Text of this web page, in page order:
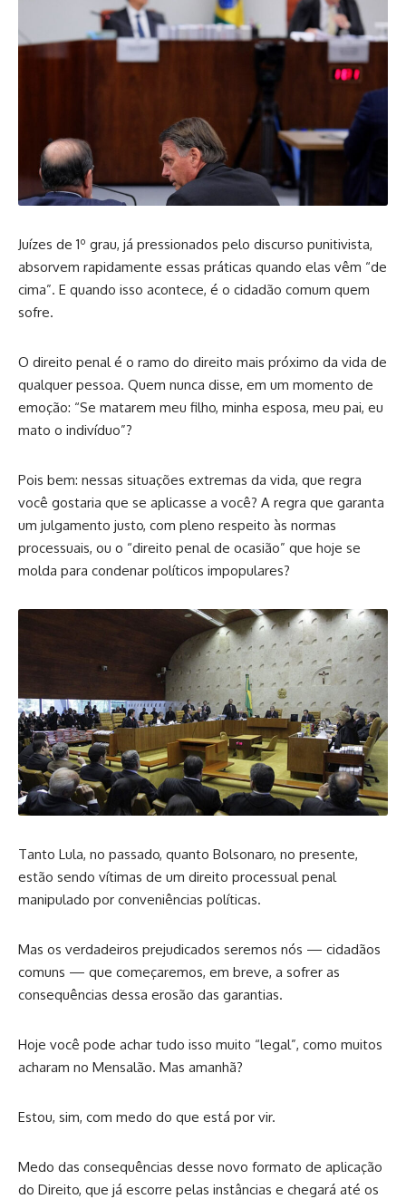
Juízes de 1º grau, já pressionados pelo discurso punitivista,
absorvem rapidamente essas práticas quando elas vêm “de
cima”. E quando isso acontece, é o cidadão comum quem
sofre.
O direito penal é o ramo do direito mais próximo da vida de
qualquer pessoa. Quem nunca disse, em um momento de
emoção: “Se matarem meu filho, minha esposa, meu pai, eu
mato o indivíduo”?
Pois bem: nessas situações extremas da vida, que regra
você gostaria que se aplicasse a você? A regra que garanta
um julgamento justo, com pleno respeito às normas
processuais, ou o “direito penal de ocasião” que hoje se
molda para condenar políticos impopulares?
Tanto Lula, no passado, quanto Bolsonaro, no presente,
estão sendo vítimas de um direito processual penal
manipulado por conveniências políticas.
Mas os verdadeiros prejudicados seremos nós — cidadãos
comuns — que começaremos, em breve, a sofrer as
consequências dessa erosão das garantias.
Hoje você pode achar tudo isso muito “legal”, como muitos
acharam no Mensalão. Mas amanhã?
Estou, sim, com medo do que está por vir.
Medo das consequências desse novo formato de aplicação
do Direito, que já escorre pelas instâncias e chegará até os